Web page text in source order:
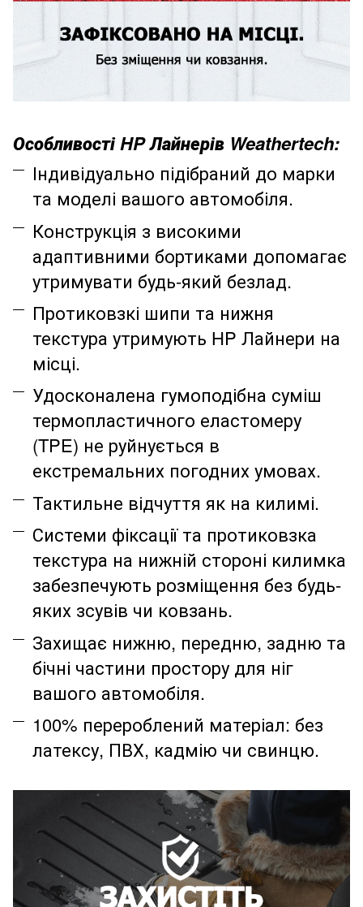
Особливості HP Лайнерів Weathertech:
Індивідуально підібраний до марки
та моделі вашого автомобіля.
Конструкція з високими
адаптивними бортиками допомагає
утримувати будь-який безлад.
Протиковзкі шипи та нижня
текстура утримують HP Лайнери на
місці.
Удосконалена гумоподібна суміш
термопластичного еластомеру
(TPE) не руйнується в
екстремальних погодних умовах.
Тактильне відчуття як на килимі.
Системи фіксації та протиковзка
текстура на нижній стороні килимка
забезпечують розміщення без будь-
яких зсувів чи ковзань.
Захищає нижню, передню, задню та
бічні частини простору для ніг
вашого автомобіля.
100% перероблений матеріал: без
латексу, ПВХ, кадмію чи свинцю.